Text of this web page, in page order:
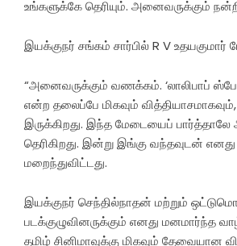
உங்களுக்கே தெரியும். அனைவருக்கும்
இயக்குநர் சங்கம் சார்பில் R V உதயகுமார்
“அனைவருக்கும் வணக்கம். ‘லாலிபாப்
என்ற தலைப்பே மிகவும்
இருக்கிறது. இந்த மேடையைப்
தெரிகிறது. இன்று இங்கு வந்தவுடன்
மறைந்துவிட்டது.
இயக்குநர் செந்தில்நாதன் மற்றும்
படக்குழுவினருக்கும் எனது மனமார்ந்த
தமிழ் சினிமாவுக்கு மிகவும் தேவையான